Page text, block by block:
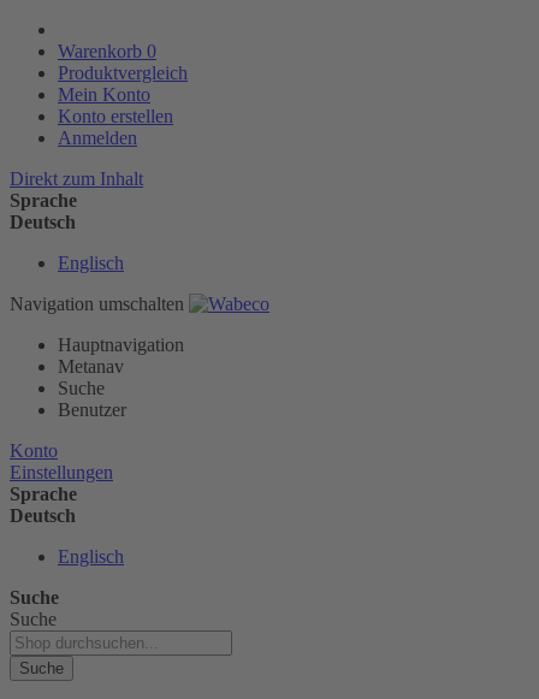
Warenkorb 0
Produktvergleich
Mein Konto
Konto erstellen
Anmelden
Direkt zum Inhalt
Sprache
Deutsch
Englisch
Navigation umschalten
Hauptnavigation
Metanav
Suche
Benutzer
Konto
Einstellungen
Sprache
Deutsch
Englisch
Suche
Suche
Suche